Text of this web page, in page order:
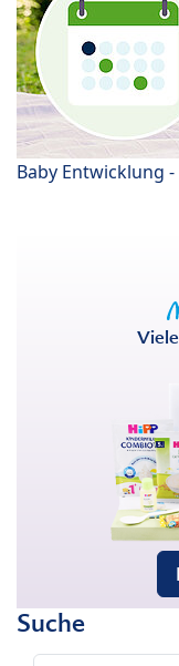
Baby Entwicklung
Suche